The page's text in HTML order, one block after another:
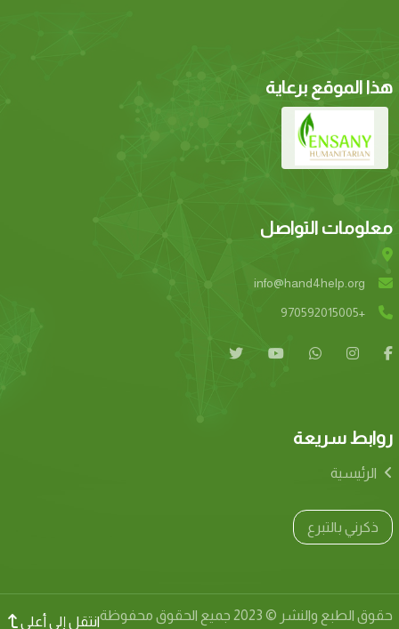
هذا الموقع برعاية
معلومات التواصل
info@hand4help.org
+970592015005
روابط سريعة
الرئيسية
ذكرني بالتبرع
حقوق الطبع والنشر © 2023 جميع الحقوق محفوظة انتقل إلى أعلى